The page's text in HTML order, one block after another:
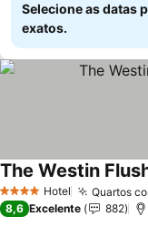
Selecione as datas
exatos.
4 EstrelasHotel Quartos
The Westin
8,6 Excelente 882